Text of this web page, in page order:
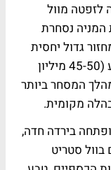
לזפטה מוול
ראינו את המניה נסחרת
גדול יחסית
לרחוב אחד העם, אבל קטנטן במונחי טבע (45-50 מיליון
המסחר ביותר
בירדה חדה,
סטריט